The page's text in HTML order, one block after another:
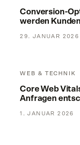
Conversion-
werden Kunden
29. JANUAR 2026
WEB & TECHNIK
Core Web
Anfragen
1. JANUAR 2026